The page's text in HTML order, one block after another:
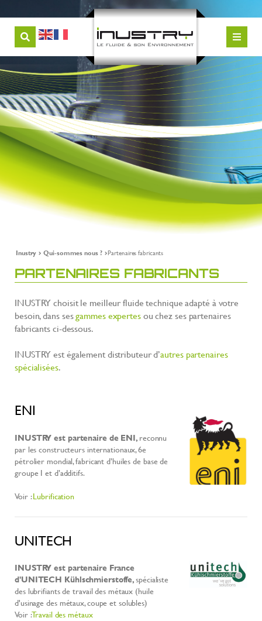
Inustry Qui-sommes nous ? Partenaires fabricants
PARTENAIRES FABRICANTS
INUSTRY choisit le meilleur fluide technique adapté à votre
besoin, dans sesgammes expertesou chez ses partenaires
fabricants ci-dessous.
INUSTRY est également distributeur d’autres partenaires
spécialisées.
ENI
INUSTRY est partenaire de ENI,reconnu
par les constructeurs internationaux, 6e
pétrolier mondial, fabricant d’huiles de base de
groupe I et d’additifs.
Voir :Lubrification
UNITECH
INUSTRY est partenaire France
d'UNITECH Kühlschmierstoffe,spécialiste
des lubrifiants de travail des métaux (huile
d'usinage des métaux, coupe et solubles)
Voir :Travail des métaux